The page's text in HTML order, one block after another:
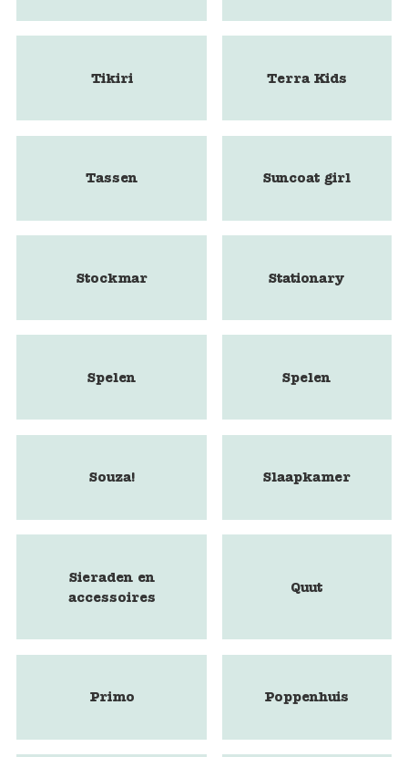
Tikiri Terra Kids
Tassen Suncoat girl
Stockmar Stationary
Spelen Spelen
Souza! Slaapkamer
Sieraden en
accessoires
Quut
Primo Poppenhuis